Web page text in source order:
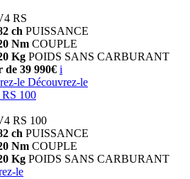
RS
ch PUISSANCE
Nm COUPLE
Kg POIDS SANS CARBURANT
39 990€ i
le Découvrez-le
100
RS 100
ch PUISSANCE
Nm COUPLE
Kg POIDS SANS CARBURANT
le